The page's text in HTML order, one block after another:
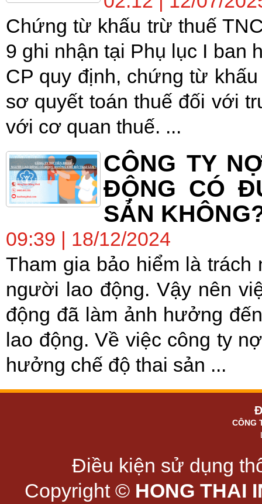
Chứng từ khấu trừ thuế
9 ghi nhận tại Phụ lục I ban
CP quy định, chứng từ
sơ quyết toán thuế đối với
với cơ quan thuế. ...
CÔNG TY
ĐỘNG CÓ
SẢN
09:39 | 18/12/2024
Tham gia bảo hiểm là
người lao động. Vậy nên
động đã làm ảnh hưởng
lao động. Về việc công ty
hưởng chế độ thai sản ...
CÔNG
Điều kiện sử dụng
Copyright © HONG THAI